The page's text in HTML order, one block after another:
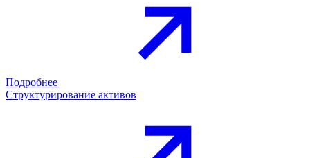
Подробнее
Структурирование активов